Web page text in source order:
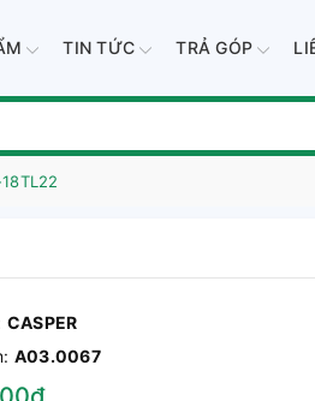
TIN TỨC TRẢ GÓP
CASPER
A03.0067